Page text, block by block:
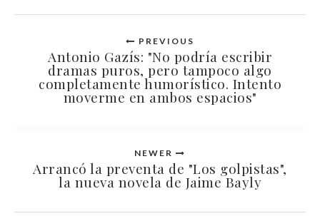
PREVIOUS
Antonio Gazís: "No podría escribir
dramas puros, pero tampoco algo
completamente humorístico. Intento
moverme en ambos espacios"
NEWER
Arrancó la preventa de "Los golpistas",
la nueva novela de Jaime Bayly